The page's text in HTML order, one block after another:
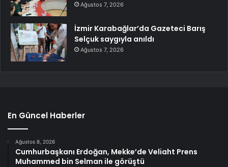
Ağustos 7, 2026
İzmir Karabağlar’da Gazeteci Barış
Selçuk saygıyla anıldı
Ağustos 7, 2026
En Güncel Haberler
Ağustos 8, 2026
Cumhurbaşkanı Erdoğan, Mekke’de Veliaht Prens
Muhammed bin Selman ile görüştü